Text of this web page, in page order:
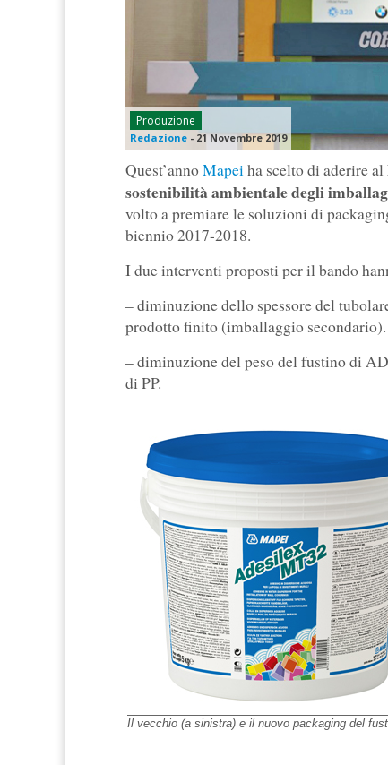
Produzione
Redazione - 21 Novembre 2019
Quest’annoMapeiha scelto di aderire al
sostenibilità ambientale degli
volto a premiare le soluzioni di
biennio 2017-2018.
I due interventi proposti per il bando
– diminuzione dello spessore del
prodotto finito (imballaggio
– diminuzione del peso del fustino di
di PP.
Il vecchio (a sinistra) e il nuovo packaging del